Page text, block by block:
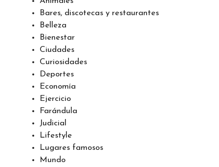
Bares, discotecas y restaurantes
Belleza
Bienestar
Ciudades
Curiosidades
Deportes
Economía
Ejercicio
Farándula
Judicial
Lifestyle
Lugares famosos
Mundo